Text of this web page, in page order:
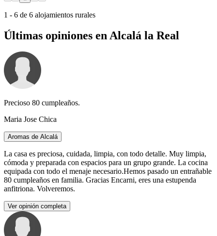
1 - 6 de 6 alojamientos rurales
Últimas opiniones en Alcalá la Real
Precioso 80 cumpleaños.
Maria Jose Chica
Aromas de Alcalá
La casa es preciosa, cuidada, limpia, con todo detalle. Muy limpia,
cómoda y preparada con espacios para un grupo grande. La cocina
equipada con todo el menaje necesario.Hemos pasado un entrañable
80 cumpleaños en familia. Gracias Encarni, eres una estupenda
anfitriona. Volveremos.
Ver opinión completa